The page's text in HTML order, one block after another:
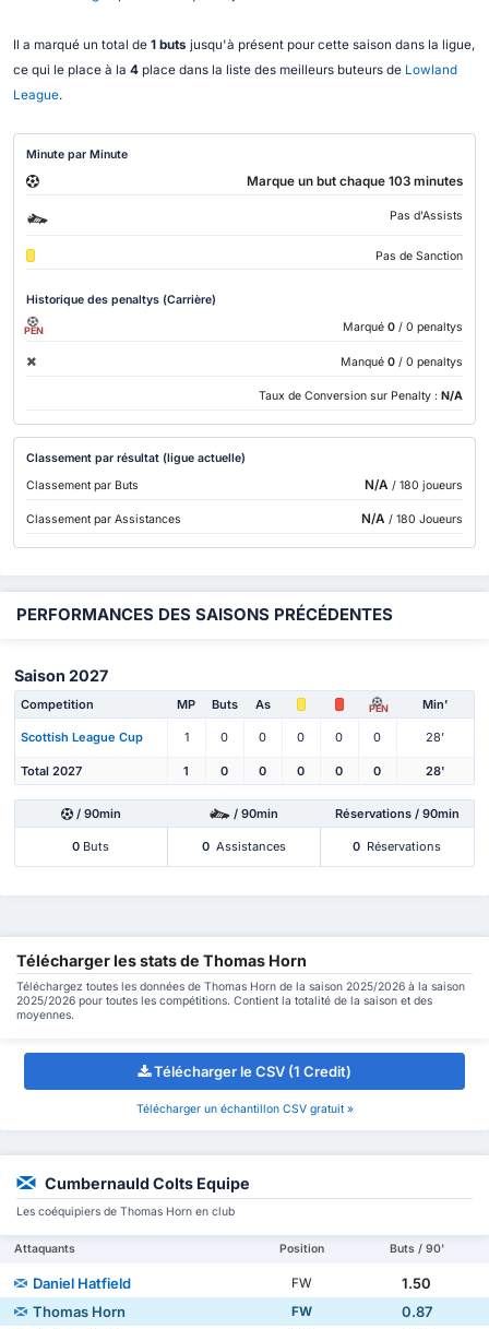
Il a marqué un total de 1 buts jusqu'à présent pour cette saison dans la ligue,
ce qui le place à la 4place dans la liste des meilleurs buteurs de Lowland
League.
Minute par Minute
Marque un but chaque 103 minutes
Pas d'Assists
Pas de Sanction
Historique des penaltys (Carrière)
PEN Marqué 0 / 0 penaltys
Manqué 0 / 0 penaltys
Taux de Conversion sur Penalty : N/A
Classement par résultat (ligue actuelle)
Classement par Buts
N/A / 180 joueurs
Classement par Assistances N/A / 180 Joueurs
PERFORMANCES DES SAISONS PRÉCÉDENTES
Saison 2027
Competition MP Buts As PEN Min'
Scottish League Cup 1 0 0 0 0 0 28'
Total 2027 1 0 0 0 0 0 28'
/ 90min / 90min Réservations / 90min
0 Buts 0 Assistances 0 Réservations
Télécharger les stats de Thomas Horn
Téléchargez toutes les données de Thomas Horn de la saison 2025/2026 à la saison
2025/2026 pour toutes les compétitions. Contient la totalité de la saison et des
moyennes.
Télécharger le CSV (1 Credit)
Télécharger un échantillon CSV gratuit »
Cumbernauld Colts Equipe
Les coéquipiers de Thomas Horn en club
Attaquants Position Buts / 90'
Daniel Hatfield FW
1.50
Thomas Horn
FW
0.87